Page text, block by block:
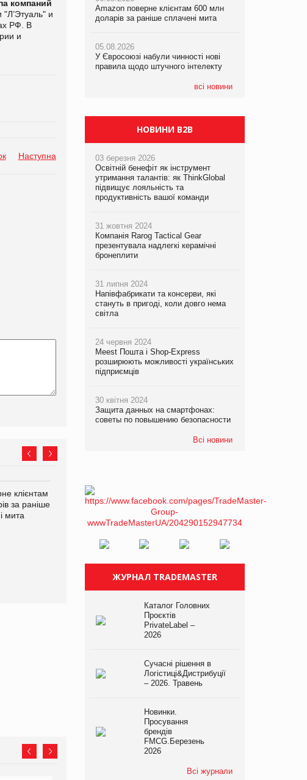
компаний
и
РФ. В
и
Наступна
клієнтам
за раніше
мита
У Євросоюзі набули
чинності нові правила
вимагає від Google
трлн рекламних показів
Amazon поверне клієнтам 600 млн
доларів за раніше сплачені мита
05.08.2026
У Євросоюзі набули чинності нові
правила щодо штучного інтелекту
всі новини
Amazon поверне клієнтам 600 млн
доларів за раніше сплачені мита
05.08.2026
У Євросоюзі набули чинності нові
правила щодо штучного інтелекту
правила щодо штучного інтелекту
Рекламна платформа вимагає від
Google компенсацію за втрату 6,9
трлн рекламних показів
НОВИНИ B2B
03 березня 2026
Освітній бенефіт як інструмент
утримання талантів: як ThinkGlobal
підвищує лояльність та
продуктивність вашої команди
31 жовтня 2024
Компанія Rarog Tactical Gear
презентувала надлегкі керамічні
бронеплити
31 липня 2024
Напівфабрикати та консерви, які
стануть в пригоді, коли довго нема
світла
24 червня 2024
Meest Пошта і Shop-Express
розширюють можливості українських
підприємців
30 квітня 2024
Защита данных на смартфонах:
советы по повышению безопасности
Всі новини
ЖУРНАЛ TRADEMASTER
Каталог Головних
Проєктів
PrivateLabel –
2026
Сучасні рішення в
Логістиці&Дистрибуції
– 2026. Травень
Новинки.
Просування
брендів
FMCG.Березень
2026
Всі журнали